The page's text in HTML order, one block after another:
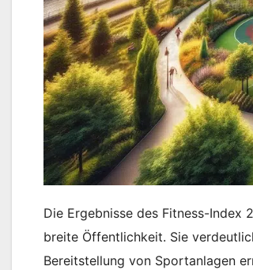
Die Ergebnisse des Fitness-Index
breite Öffentlichkeit. Sie
Bereitstellung von Sportanlagen